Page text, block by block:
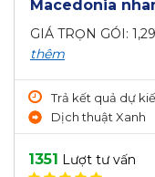
Macedonia
GIÁ TRỌN GÓI:
thêm
Trả kết quả dự
Dịch thuật Xanh
1351 Lượt tư vấn